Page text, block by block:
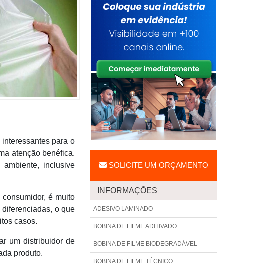
para o
atenção benéfica.
inclusive
é muito
o que
casos.
um distribuidor de
produto.
SOLICITE UM ORÇAMENTO
INFORMAÇÕES
ADESIVO LAMINADO
BOBINA DE FILME ADITIVADO
BOBINA DE FILME BIODEGRADÁVEL
BOBINA DE FILME TÉCNICO